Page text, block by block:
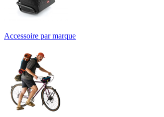
Accessoire par marque